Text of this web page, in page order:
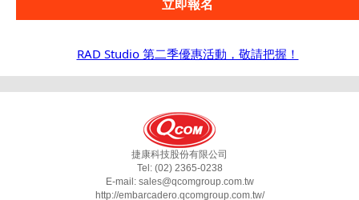
立即報名
RAD Studio 第二季優惠活動，敬請把握！
捷康科技股份有限公司
Tel: (02) 2365-0238
E-mail: sales@qcomgroup.com.tw
http://embarcadero.qcomgroup.com.tw/